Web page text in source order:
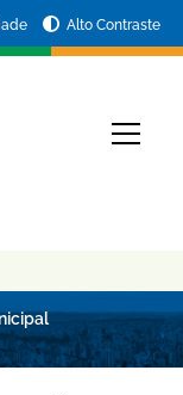
Alto Contraste